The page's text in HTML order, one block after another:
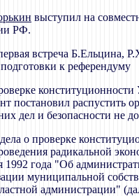
выступил на
РФ.
встреча Б.Ельцина,
к референдуму
постановил распустить
дел и безопасности не
о проверке
радикальной
1992 года "Об
муниципальной
администрации"